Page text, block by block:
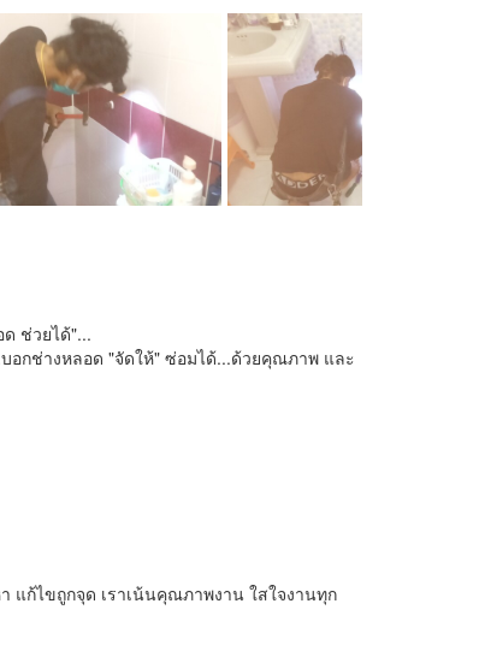
ช่วยได้"...
อกช่างหลอด "จัดให้" ซ่อมได้...ด้วยคุณภาพ และ
แก้ไขถูกจุด เราเน้นคุณภาพงาน ใสใจงานทุก